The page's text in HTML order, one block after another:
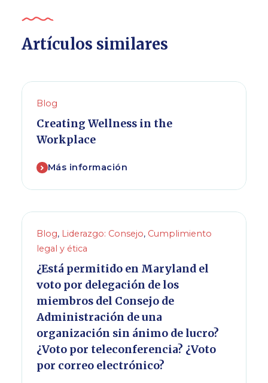
Artículos similares
Blog
Creating Wellness in the
Workplace
Más información
Blog, Liderazgo: Consejo, Cumplimiento
legal y ética
¿Está permitido en Maryland el
voto por delegación de los
miembros del Consejo de
Administración de una
organización sin ánimo de lucro?
¿Voto por teleconferencia? ¿Voto
por correo electrónico?